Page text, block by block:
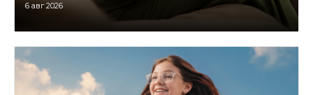
6 авг 2026